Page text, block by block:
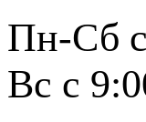
Пн-Сб
Вс с